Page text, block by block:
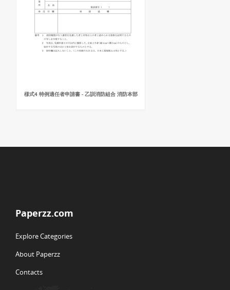
様式4 特例適任者申請書 - 乙訓消防組合 消防本部
Paperzz.com
Explore Categories
About Paperzz
Contacts